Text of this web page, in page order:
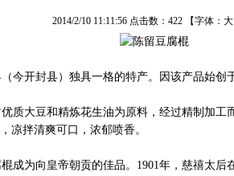
2014/2/10 11:11:56 点击数： 422 【字体： 大
今开封县）独具一格的特产。因该产品始创
质大豆和精炼花生油为原料，经过精制加工
凉拌清爽可口，浓郁喷香。
成为向皇帝朝贡的佳品。1901年，慈禧太后